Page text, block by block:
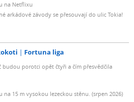
na Netflixu
arkádové závody se přesouvají do ulic Tokia!
Fortuna liga
budou porotci opět čtyři a čím přesvědčila
15 m vysokou lezeckou stěnu. (srpen 2026)